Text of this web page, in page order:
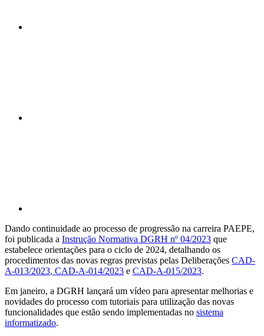
Dando continuidade ao processo de progressão na carreira PAEPE,
foi publicada a Instrução Normativa DGRH nº 04/2023 que
estabelece orientações para o ciclo de 2024, detalhando os
procedimentos das novas regras previstas pelas Deliberações CAD-
A-013/2023, CAD-A-014/2023 e CAD-A-015/2023.
Em janeiro, a DGRH lançará um vídeo para apresentar melhorias e
novidades do processo com tutoriais para utilização das novas
funcionalidades que estão sendo implementadas no sistema
informatizado.